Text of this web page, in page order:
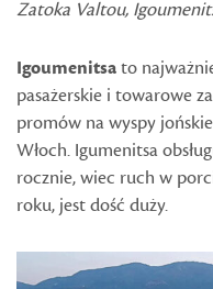
Zatoka Valtou,
Igoumenitsato
pasażerskie i towarowe
promów na wyspy
Włoch. Igumenitsa
rocznie, wiec ruch w
roku, jest dość duży.